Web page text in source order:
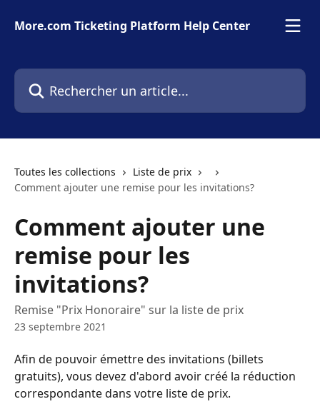
More.com Ticketing Platform Help Center
Rechercher un article...
Toutes les collections
Liste de prix
Comment ajouter une remise pour les invitations?
Comment ajouter une
remise pour les
invitations?
Remise "Prix Honoraire" sur la liste de prix
23 septembre 2021
Afin de pouvoir émettre des invitations (billets
gratuits), vous devez d'abord avoir créé la réduction
correspondante dans votre liste de prix.